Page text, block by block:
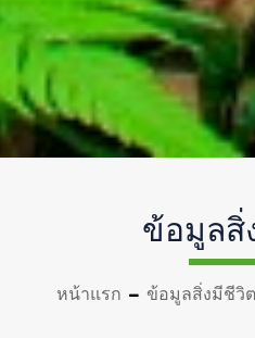
ข้อมูลสิ่
หน้าแรก ข้อมูลสิ่งมีชีวิต